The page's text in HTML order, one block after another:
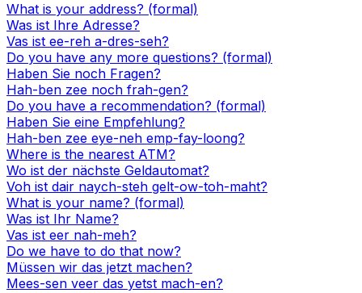
What is your address? (formal)
Was ist Ihre Adresse?
Vas ist ee-reh a-dres-seh?
Do you have any more questions? (formal)
Haben Sie noch Fragen?
Hah-ben zee noch frah-gen?
Do you have a recommendation? (formal)
Haben Sie eine Empfehlung?
Hah-ben zee eye-neh emp-fay-loong?
Where is the nearest ATM?
Wo ist der nächste Geldautomat?
Voh ist dair naych-steh gelt-ow-toh-maht?
What is your name? (formal)
Was ist Ihr Name?
Vas ist eer nah-meh?
Do we have to do that now?
Müssen wir das jetzt machen?
Mees-sen veer das yetst mach-en?